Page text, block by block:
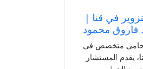
في قنا |
فاروق محمود
متخصص في
يقدم المستشار